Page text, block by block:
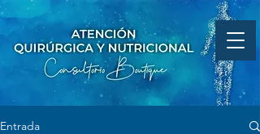
Entrada